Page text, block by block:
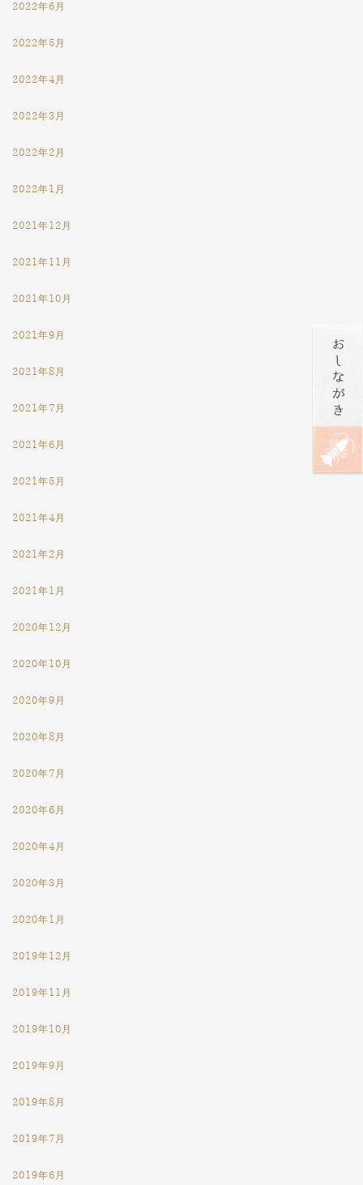
2022年6月
2022年5月
2022年4月
2022年3月
2022年2月
2022年1月
2021年12月
2021年11月
2021年10月
2021年9月
2021年8月
2021年7月
2021年6月
2021年5月
2021年4月
2021年2月
2021年1月
2020年12月
2020年10月
2020年9月
2020年8月
2020年7月
2020年6月
2020年4月
2020年3月
2020年1月
2019年12月
2019年11月
2019年10月
2019年9月
2019年8月
2019年7月
2019年6月